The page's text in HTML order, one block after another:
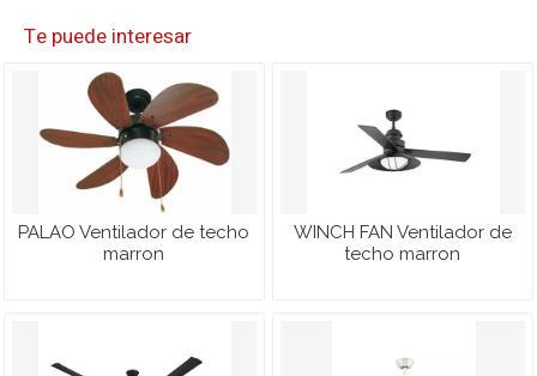
Te puede interesar
PALAO Ventilador de techo
marron
WINCH FAN Ventilador de
techo marron